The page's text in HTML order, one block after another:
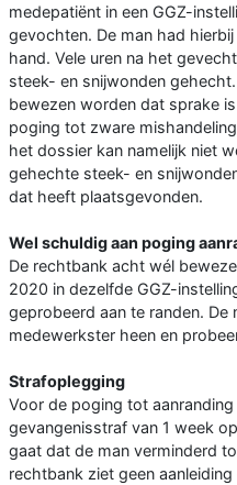
medepatiënt in een GGZ-
gevochten. De man had
hand. Vele uren na het
steek- en snijwonden
bewezen worden dat sprake
poging tot zware
het dossier kan namelijk niet
gehechte steek- en
dat heeft plaatsgevonden.
Wel schuldig aan poging
De rechtbank acht wél
2020 in dezelfde GGZ-
geprobeerd aan te randen. De
medewerkster heen en
Strafoplegging
Voor de poging tot
gevangenisstraf van 1 week
gaat dat de man verminderd
rechtbank ziet geen